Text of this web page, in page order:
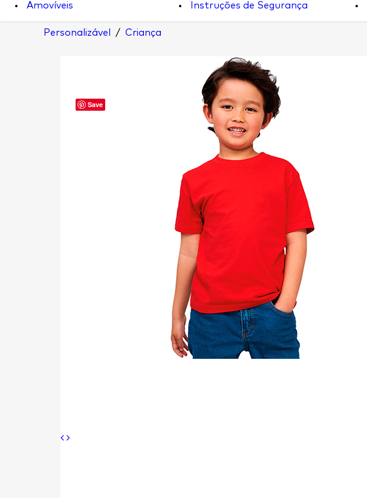
Amovíveis
Instruções de Segurança
Personalizável / Criança
Save